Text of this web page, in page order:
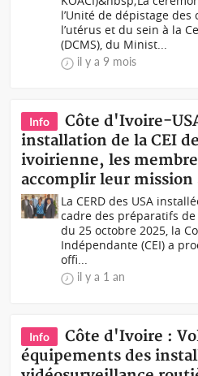
l’Unité de dépistage
l’utérus et du sein à la
(DCMS), du Minist...
il y a 9 mois
Info
Côte d'Ivoire-
installation de la CEI
ivoirienne, les
accomplir leur
La CERD des USA
cadre des préparatifs
du 25 octobre 2025, la
Indépendante (CEI) a
offi...
il y a 1 an
Info
Côte d'Ivoire :
équipements des